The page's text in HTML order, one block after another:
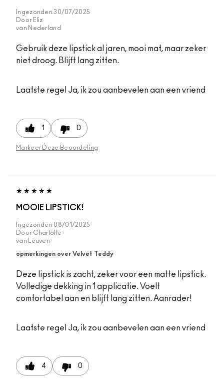
Ingezonden30/07/2025
Door Eliz
van Nederland
Gebruik deze lipstick al jaren, mooi mat, maar zeker
niet droog. Blijft lang zitten.
Laatste regel Ja, ik zou aanbevelen aan een vriend
1 0
Markeer Deze Beoordeling
MOOIE LIPSTICK!
Ingezonden 08/01/2025
Door Charlotte
van Leuven
opmerkingen over Velvet Teddy
Deze lipstick is zacht, zeker voor een matte lipstick.
Volledige dekking in 1 applicatie. Voelt
comfortabel aan en blijft lang zitten. Aanrader!
Laatste regel Ja, ik zou aanbevelen aan een vriend
4 0